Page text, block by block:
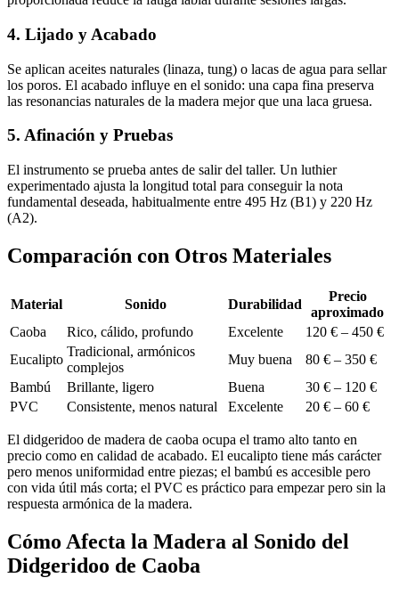
4. Lijado y Acabado
Se aplican aceites naturales (linaza, tung) o lacas de agua para sellar
los poros. El acabado influye en el sonido: una capa fina preserva
las resonancias naturales de la madera mejor que una laca gruesa.
5. Afinación y Pruebas
El instrumento se prueba antes de salir del taller. Un luthier
experimentado ajusta la longitud total para conseguir la nota
fundamental deseada, habitualmente entre 495 Hz (B1) y 220 Hz
(A2).
Comparación con Otros Materiales
Material Sonido Durabilidad
Precio
aproximado
Caoba
Rico, cálido, profundo Excelente
120 € – 450 €
Eucalipto
Tradicional, armónicos
complejos
Muy buena
80 € – 350 €
Bambú
Brillante, ligero Buena
30 € – 120 €
PVC
Consistente, menos natural Excelente 20 € – 60 €
El didgeridoo de madera de caoba ocupa el tramo alto tanto en
precio como en calidad de acabado. El eucalipto tiene más carácter
pero menos uniformidad entre piezas; el bambú es accesible pero
con vida útil más corta; el PVC es práctico para empezar pero sin la
respuesta armónica de la madera.
Cómo Afecta la Madera al Sonido del
Didgeridoo de Caoba